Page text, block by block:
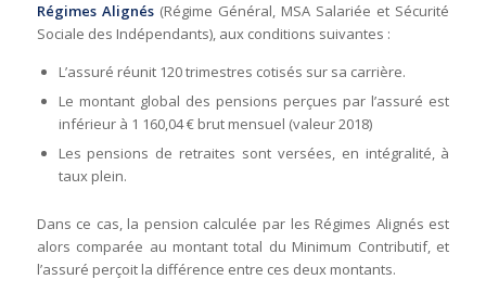
Régimes Alignés (Régime Général, MSA Salariée et Sécurité
Sociale des Indépendants), aux conditions suivantes :
L’assuré réunit 120 trimestres cotisés sur sa carrière.
Le montant global des pensions perçues par l’assuré est
inférieur à 1 160,04 € brut mensuel (valeur 2018)
Les pensions de retraites sont versées, en intégralité, à
taux plein.
Dans ce cas, la pension calculée par les Régimes Alignés est
alors comparée au montant total du Minimum Contributif, et
l’assuré perçoit la différence entre ces deux montants.